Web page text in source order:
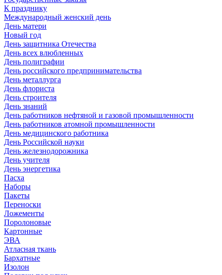
К празднику
Международный женский день
День матери
Новый год
День защитника Отечества
День всех влюбленных
День полиграфии
День российского предпринимательства
День металлурга
День флориста
День строителя
День знаний
День работников нефтяной и газовой промышленности
День работников атомной промышленности
День медицинского работника
День Российской науки
День железнодорожника
День учителя
День энергетика
Пасха
Наборы
Пакеты
Переноски
Ложементы
Поролоновые
Картонные
ЭВА
Атласная ткань
Бархатные
Изолон